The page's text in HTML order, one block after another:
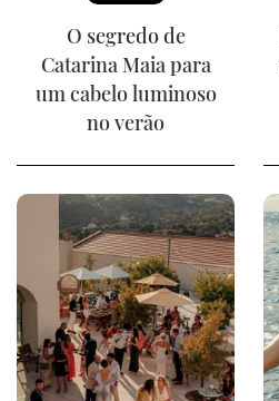
O segredo de
Catarina Maia para
um cabelo luminoso
no verão